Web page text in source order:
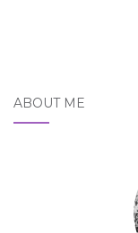
ABOUT ME